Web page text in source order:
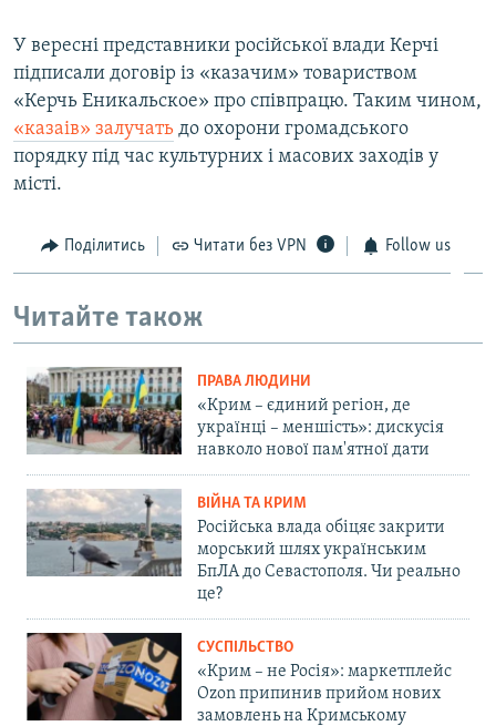
У вересні представники російської влади Керчі
підписали договір із «казачим» товариством
«Керчь Еникальское» про співпрацю. Таким чином,
«казаів» залучать до охорони громадського
порядку під час культурних і масових заходів у
місті.
Поділитись Читати без VPN Follow us
Читайте також
ПРАВА ЛЮДИНИ
«Крим – єдиний регіон, де
українці – меншість»: дискусія
навколо нової пам'ятної дати
ВІЙНА ТА КРИМ
Російська влада обіцяє закрити
морський шлях українським
БпЛА до Севастополя. Чи реально
це?
СУСПІЛЬСТВО
«Крим – не Росія»: маркетплейс
Ozon припинив прийом нових
замовлень на Кримському